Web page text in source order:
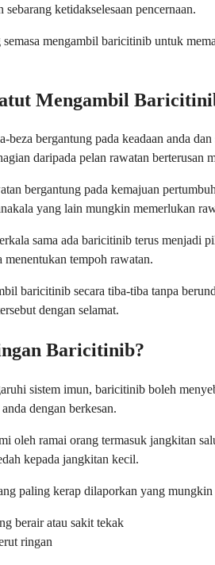
ketidakselesaan pencernaan.
mengambil baricitinib untuk
Mengambil
beza bergantung pada keadaan anda
daripada pelan rawatan berterusan
bergantung pada kemajuan
yang lain mungkin memerlukan
sama ada baricitinib terus menjadi
menentukan tempoh rawatan.
baricitinib secara tiba-tiba tanpa
dengan selamat.
Baricitinib?
sistem imun, baricitinib boleh
dengan berkesan.
oleh ramai orang termasuk jangkitan
kepada jangkitan kecil.
paling kerap dilaporkan yang mungkin
berair atau sakit tekak
ringan